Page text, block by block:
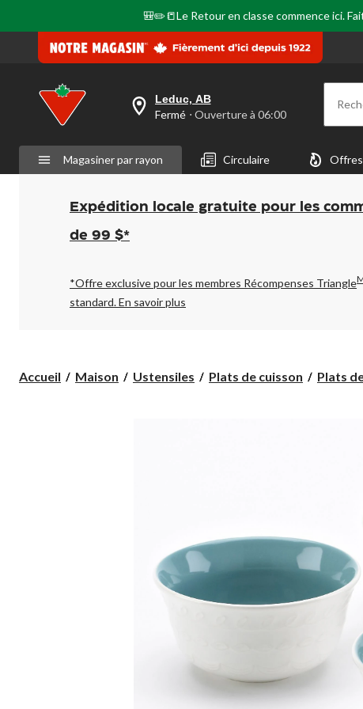
🎒✏️📒Le Retour en classe commence ici.
votre
est
Leduc,
AB,
Fermé,
Ouverture
à
pour
changer
Leduc, AB
Fermé ⋅ Ouverture à 06:00
Magasiner par rayon Circulaire
Expédition locale gratuite pour les
de 99 $*
*Offre exclusive pour les membres Récompenses Triangle
standard.En savoir plus
Accueil Maison Ustensiles Plats de cuisson Plats